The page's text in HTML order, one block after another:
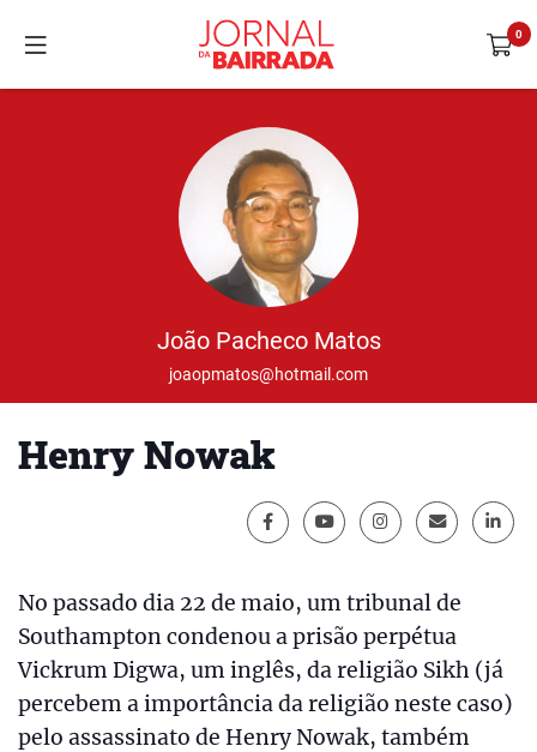
João Pacheco Matos
joaopmatos@hotmail.com
Henry Nowak
No passado dia 22 de maio, um tribunal de
Southampton condenou a prisão perpétua
Vickrum Digwa, um inglês, da religião Sikh (já
percebem a importância da religião neste caso)
pelo assassinato de Henry Nowak, também